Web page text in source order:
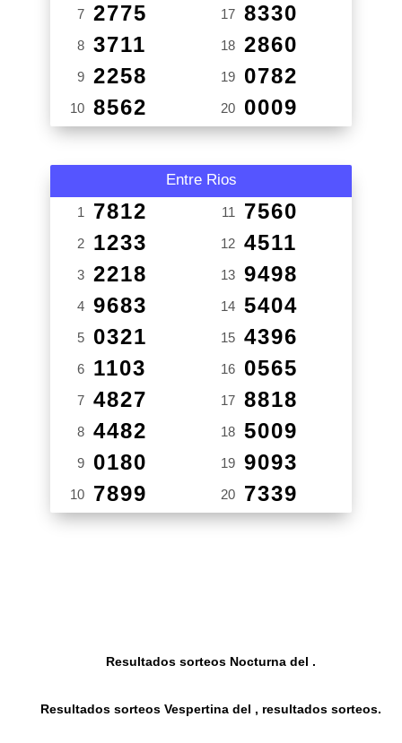
7 2775
8 3711
9 2258
10 8562
17 8330
18 2860
19 0782
20 0009
Entre Rios
1 7812
2 1233
3 2218
4 9683
5 0321
6 1103
7 4827
8 4482
9 0180
10 7899
11 7560
12 4511
13 9498
14 5404
15 4396
16 0565
17 8818
18 5009
19 9093
20 7339
Resultados sorteos Nocturna del .
Resultados sorteos Vespertina del , resultados sorteos.